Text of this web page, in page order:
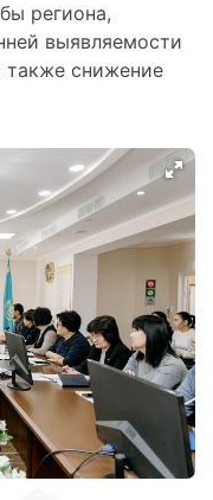
региона,
выявляемости
также снижение